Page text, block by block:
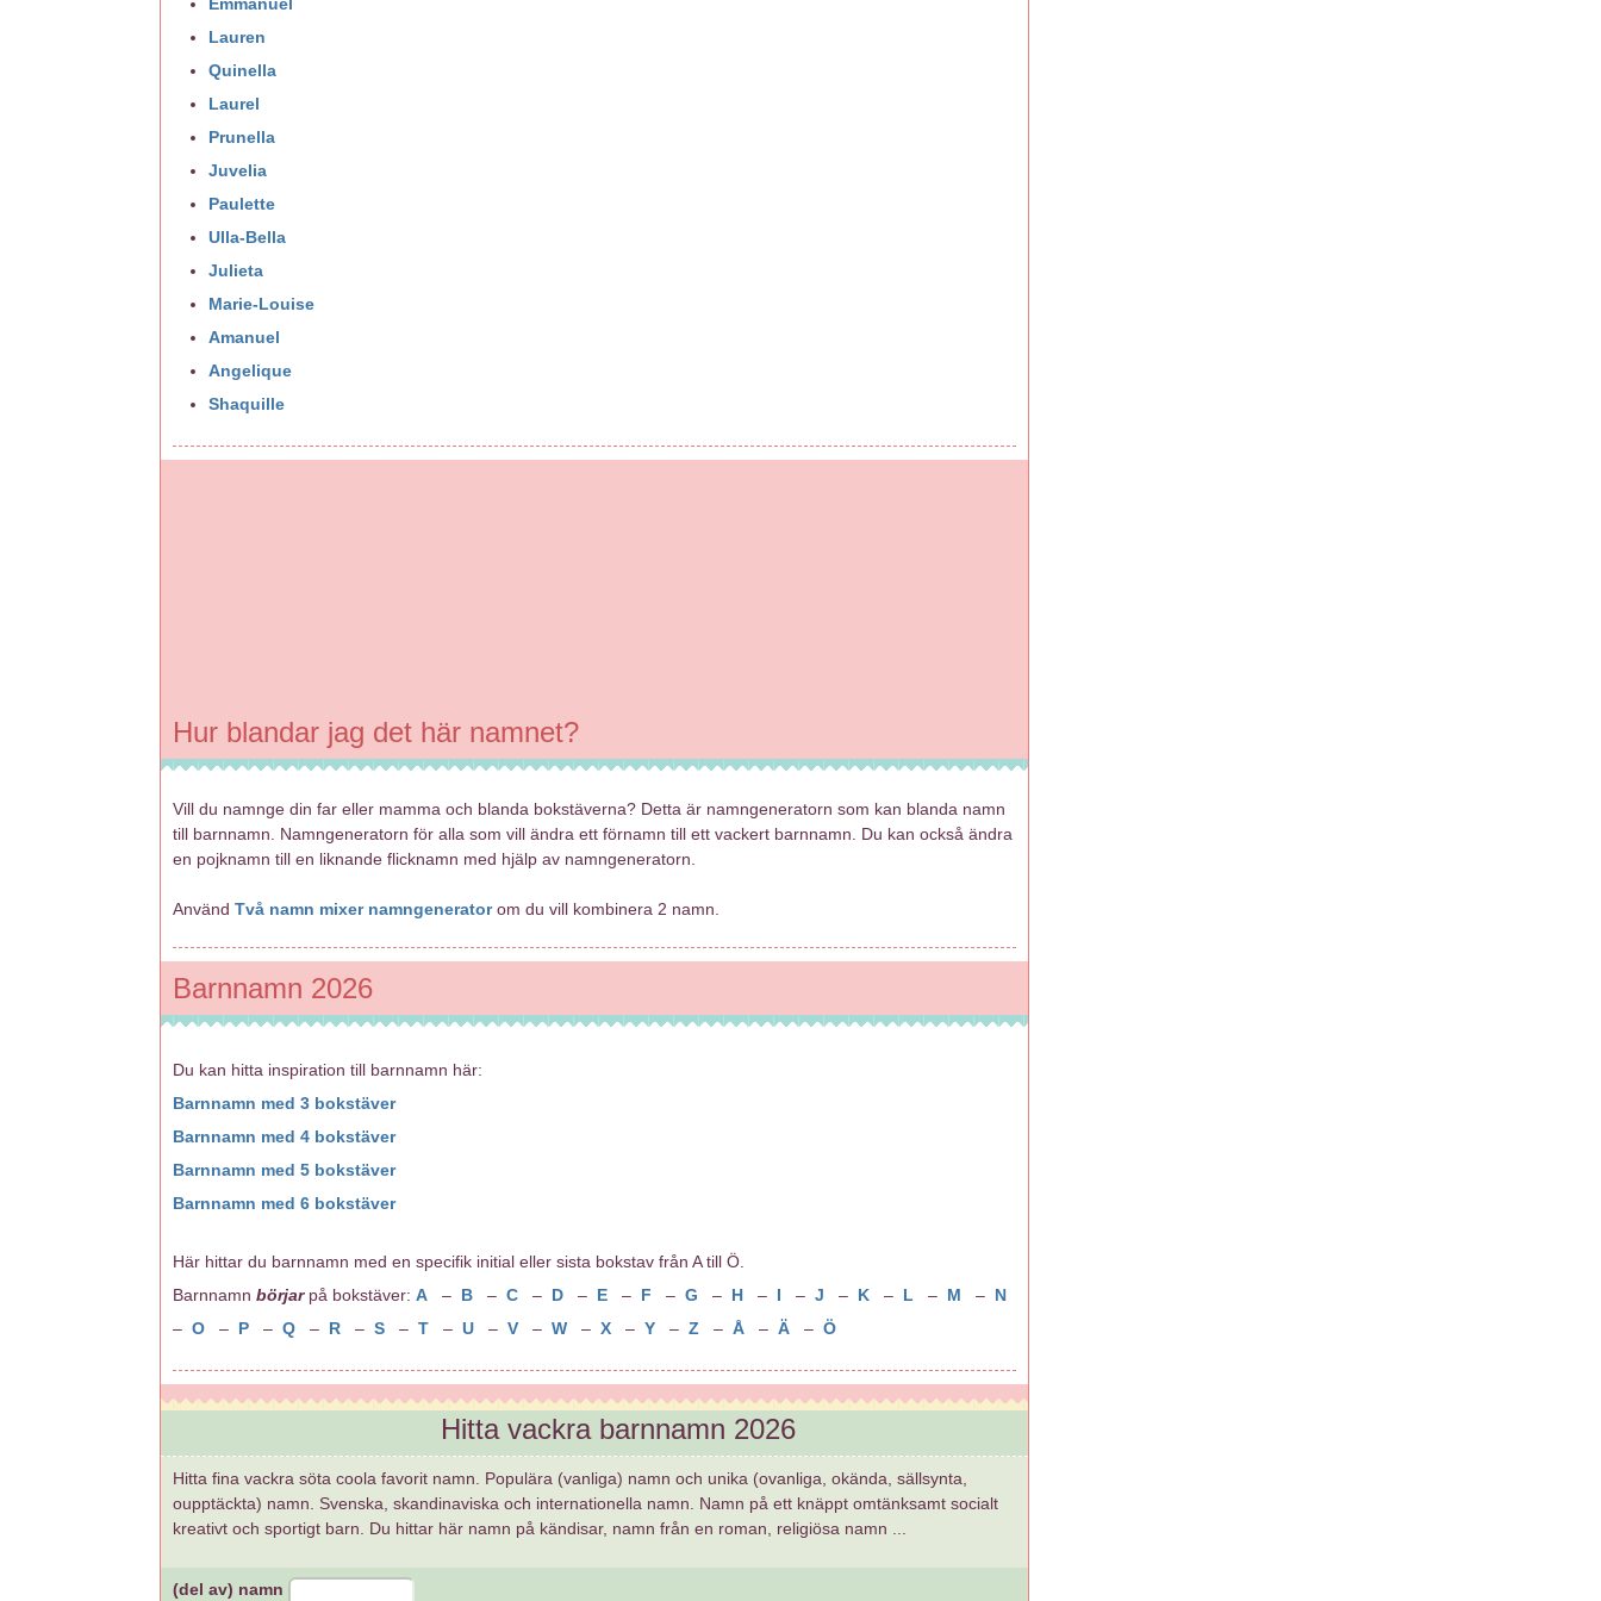
Emmanuel
Lauren
Quinella
Laurel
Prunella
Juvelia
Paulette
Ulla-Bella
Julieta
Marie-Louise
Amanuel
Angelique
Shaquille
Hur blandar jag det här namnet?
Vill du namnge din far eller mamma och blanda bokstäverna? Detta är namngeneratorn som kan blanda namn
till barnnamn. Namngeneratorn för alla som vill ändra ett förnamn till ett vackert barnnamn. Du kan också ändra
en pojknamn till en liknande flicknamn med hjälp av namngeneratorn.
Använd Två namn mixer namngeneratorom du vill kombinera 2 namn.
Barnnamn 2026
Du kan hitta inspiration till barnnamn här:
Barnnamn med 3 bokstäver
Barnnamn med 4 bokstäver
Barnnamn med 5 bokstäver
Barnnamn med 6 bokstäver
Här hittar du barnnamn med en specifik initial eller sista bokstav från A till Ö.
Barnnamn börjarpå bokstäver: A – B – C – D – E – F – G – H – I – J – K – L – M – N
– O – P – Q – R – S – T – U – V – W – X – Y – Z – Å – Ä – Ö
Hitta vackra barnnamn 2026
Hitta fina vackra söta coola favorit namn. Populära (vanliga) namn och unika (ovanliga, okända, sällsynta,
oupptäckta) namn. Svenska, skandinaviska och internationella namn. Namn på ett knäppt omtänksamt socialt
kreativt och sportigt barn. Du hittar här namn på kändisar, namn från en roman, religiösa namn ...
(del av) namn